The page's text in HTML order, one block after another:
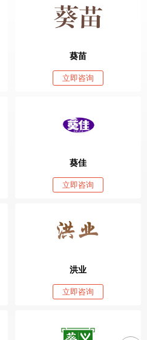
葵苗
立即咨询
葵佳
立即咨询
洪业
立即咨询